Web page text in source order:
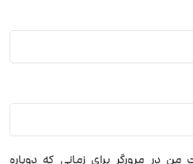
من در مرورگر برای زمانی که دوباره